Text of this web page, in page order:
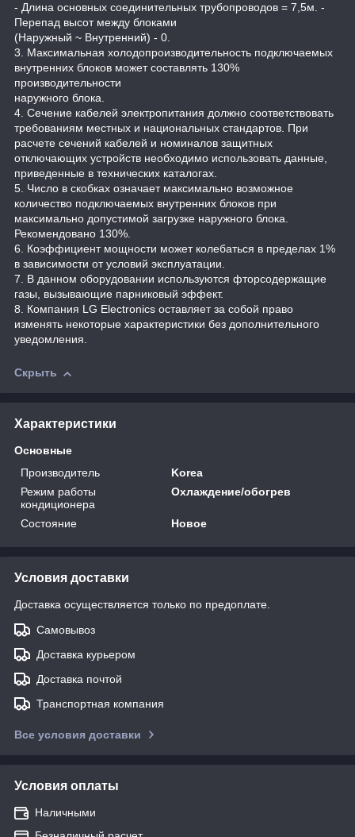
- Длина основных соединительных трубопроводов = 7,5м. -
Перепад высот между блоками
(Наружный ~ Внутренний) - 0.
3. Максимальная холодопроизводительность подключаемых
внутренних блоков может составлять 130%
производительности
наружного блока.
4. Сечение кабелей электропитания должно соответствовать
требованиям местных и национальных стандартов. При
расчете сечений кабелей и номиналов защитных
отключающих устройств необходимо использовать данные,
приведенные в технических каталогах.
5. Число в скобках означает максимально возможное
количество подключаемых внутренних блоков при
максимально допустимой загрузке наружного блока.
Рекомендовано 130%.
6. Коэффициент мощности может колебаться в пределах 1%
в зависимости от условий эксплуатации.
7. В данном оборудовании используются фторсодержащие
газы, вызывающие парниковый эффект.
8. Компания LG Electronics оставляет за собой право
изменять некоторые характеристики без дополнительного
уведомления.
Скрыть
Характеристики
Основные
Производитель
Korea
Режим работы
кондиционера
Охлаждение/обогрев
Состояние Новое
Условия доставки
Доставка осуществляется только по предоплате.
Самовывоз
Доставка курьером
Доставка почтой
Транспортная компания
Все условия доставки
Условия оплаты
Наличными